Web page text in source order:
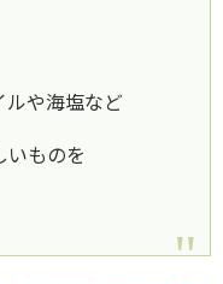
ルや海塩など
いものを